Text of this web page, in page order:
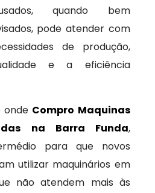
quando bem
pode atender com
de produção,
e a eficiência
onde Compro Maquinas
na Barra Funda,
para que novos
utilizar maquinários em
não atendem mais às